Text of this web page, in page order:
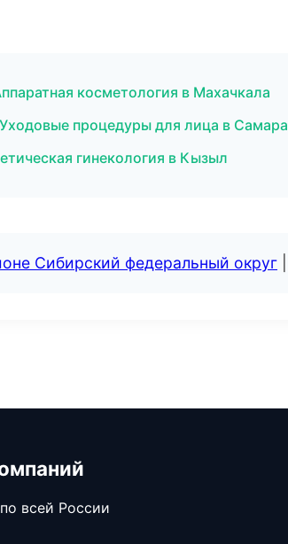
косметология в Махачкала
процедуры для лица в Самара
гинекология в Кызыл
Сибирский федеральный округ
всей России